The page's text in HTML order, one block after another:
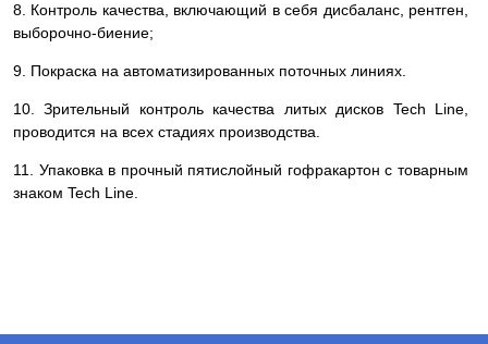
8. Контроль качества, включающий в себя дисбаланс, рентген,
выборочно-биение;
9. Покраска на автоматизированных поточных линиях.
10. Зрительный контроль качества литых дисков Tech Line,
проводится на всех стадиях производства.
11. Упаковка в прочный пятислойный гофракартон с товарным
знаком Tech Line.